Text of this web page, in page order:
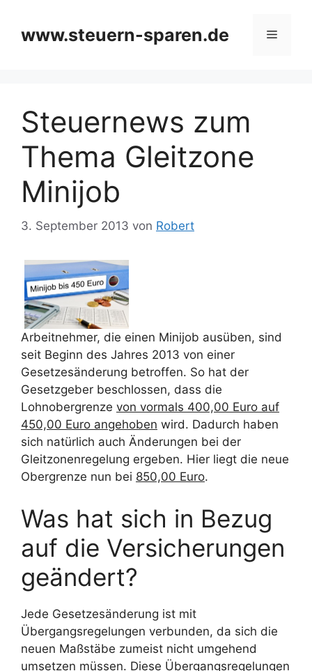
springen
www.steuern-sparen.de Menü
Steuernews zum
Thema Gleitzone
Minijob
3. September 2013 von Robert
Arbeitnehmer, die einen Minijob ausüben, sind
seit Beginn des Jahres 2013 von einer
Gesetzesänderung betroffen. So hat der
Gesetzgeber beschlossen, dass die
Lohnobergrenze von vormals 400,00 Euro auf
450,00 Euro angehoben wird. Dadurch haben
sich natürlich auch Änderungen bei der
Gleitzonenregelung ergeben. Hier liegt die neue
Obergrenze nun bei 850,00 Euro.
Was hat sich in Bezug
auf die Versicherungen
geändert?
Jede Gesetzesänderung ist mit
Übergangsregelungen verbunden, da sich die
neuen Maßstäbe zumeist nicht umgehend
umsetzen müssen. Diese Übergangsregelungen